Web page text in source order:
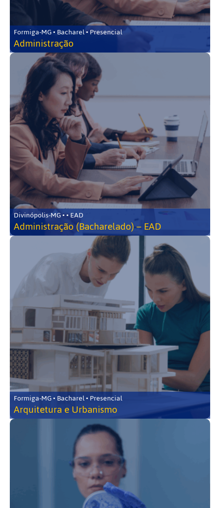
Formiga-MG • Bacharel • Presencial
Administração
Divinópolis-MG • • EAD
Administração (Bacharelado) – EAD
Formiga-MG • Bacharel • Presencial
Arquitetura e Urbanismo